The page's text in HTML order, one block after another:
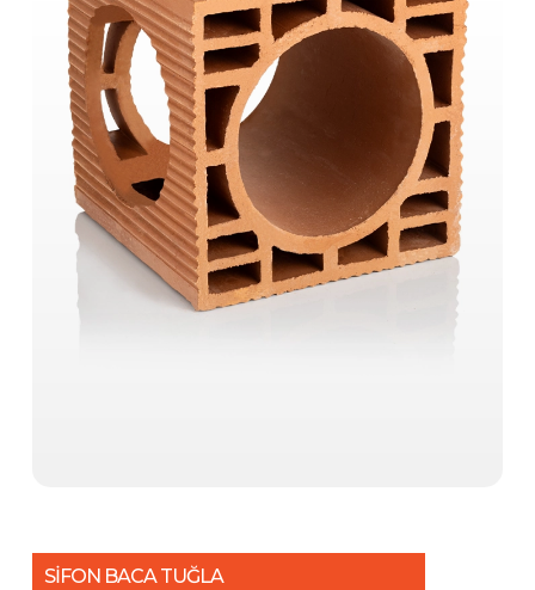
SİFON BACA TUĞLA